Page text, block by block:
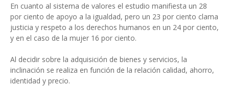
En cuanto al sistema de valores el estudio manifiesta un 28
por ciento de apoyo a la igualdad, pero un 23 por ciento clama
justicia y respeto a los derechos humanos en un 24 por ciento,
y en el caso de la mujer 16 por ciento.
Al decidir sobre la adquisición de bienes y servicios, la
inclinación se realiza en función de la relación calidad, ahorro,
identidad y precio.